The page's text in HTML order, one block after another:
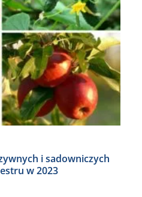
i sadowniczych
w 2023